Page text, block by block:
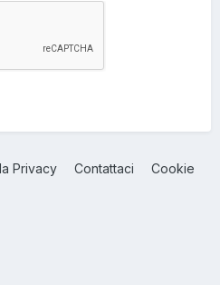
Privacy Contattaci Cookie